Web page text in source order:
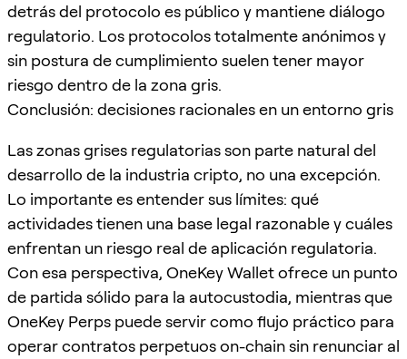
detrás del protocolo es público y mantiene diálogo
regulatorio. Los protocolos totalmente anónimos y
sin postura de cumplimiento suelen tener mayor
riesgo dentro de la zona gris.
Conclusión: decisiones racionales en un entorno gris
Las zonas grises regulatorias son parte natural del
desarrollo de la industria cripto, no una excepción.
Lo importante es entender sus límites: qué
actividades tienen una base legal razonable y cuáles
enfrentan un riesgo real de aplicación regulatoria.
Con esa perspectiva, OneKey Wallet ofrece un punto
de partida sólido para la autocustodia, mientras que
OneKey Perps puede servir como flujo práctico para
operar contratos perpetuos on-chain sin renunciar al